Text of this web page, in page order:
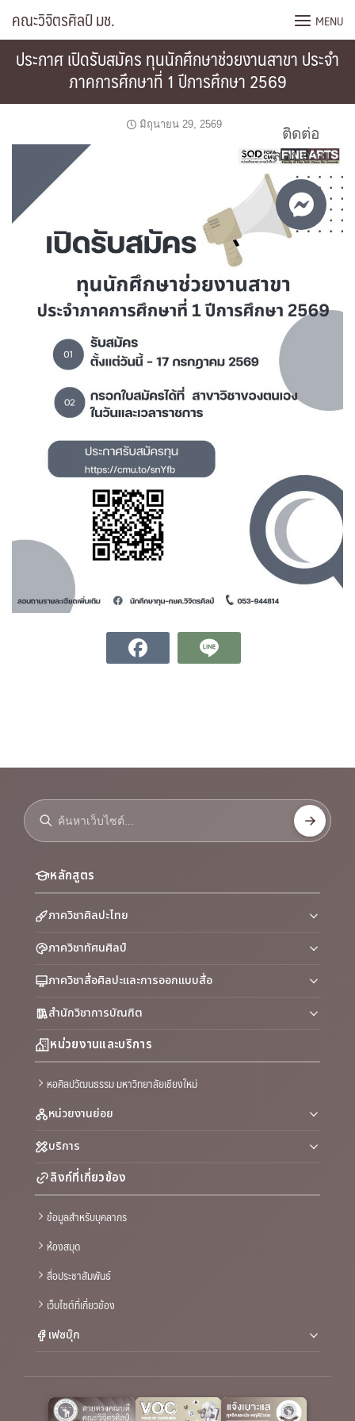
คณะวิจิตรศิลป์ มช. MENU
ประกาศ เปิดรับสมัคร ทุนนักศึกษาช่วยงานสาขา ประจำ
ภาคการศึกษาที่ 1 ปีการศึกษา 2569
มิถุนายน 29, 2569
หลักสูตร
ภาควิชาศิลปะไทย
ภาควิชาทัศนศิลป์
ภาควิชาสื่อศิลปะและการออกแบบสื่อ
สำนักวิชาการบัณฑิต
หน่วยงานและบริการ
หอศิลปวัฒนธรรม มหาวิทยาลัยเชียงใหม่
หน่วยงานย่อย
บริการ
ลิงก์ที่เกี่ยวข้อง
ข้อมูลสำหรับบุคลากร
ห้องสมุด
สื่อประชาสัมพันธ์
เว็บไซต์ที่เกี่ยวข้อง
เฟซบุ๊ก
ติดต่อ
สอบถาม